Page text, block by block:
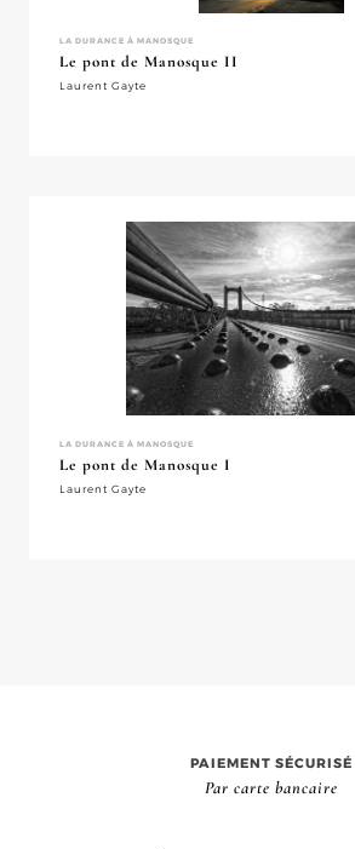
LA DURANCE À MANOSQUE
Le pont de Manosque II
Laurent Gayte
LA DURANCE À MANOSQUE
Le pont de Manosque I
Laurent Gayte
PAIEMENT SÉCURISÉ
Par carte bancaire